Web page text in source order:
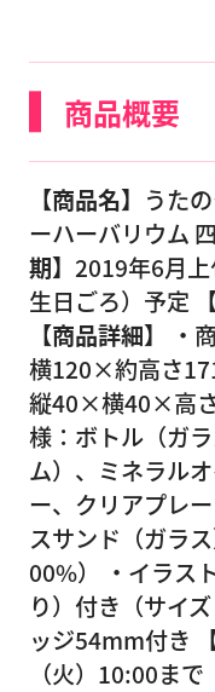
商品概要
【商品名】 うた
ーハーバリウム
期】 2019年6月
生日ごろ）予定
【商品詳細】
・
横120×約高さ
縦40×横40×高
様：ボトル（ガ
ム）、ミネラル
ー、クリアプレ
スサンド（ガラ
00%） ・イラス
り）付き（サイ
ッジ54mm付き
（火）10:00まで